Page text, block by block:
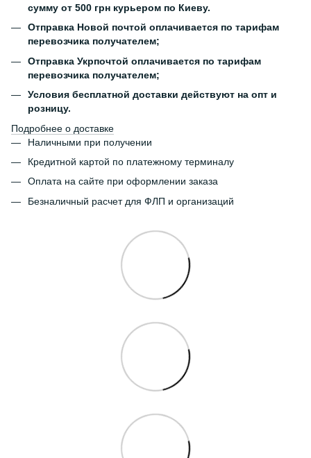
сумму от 500 грн курьером по Киеву.
Отправка Новой почтой оплачивается по тарифам
перевозчика получателем;
Отправка Укрпочтой оплачивается по тарифам
перевозчика получателем;
Условия бесплатной доставки действуют на опт и
розницу.
Подробнее о доставке
Наличными при получении
Кредитной картой по платежному терминалу
Оплата на сайте при оформлении заказа
Безналичный расчет для ФЛП и организаций